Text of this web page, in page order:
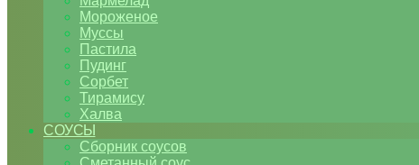
Мороженое
Муссы
Пастила
Пудинг
Сорбет
Тирамису
Халва
СОУСЫ
Сборник соусов